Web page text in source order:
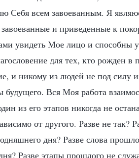
Себя всем завоеванным. Я
и приведенные к
увидеть Мое лицо и способны
для тех, кто рожден в
и никому из людей не под силу
Вся Моя работа
из его этапов никогда не
от другого. Разве не так?
дня? Разве слова
Разве этапы прошлого не